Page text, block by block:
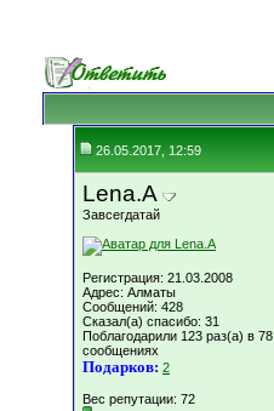
26.05.2017, 12:59
Lena.A
Завсегдатай
Регистрация: 21.03.2008
Адрес: Алматы
Сообщений: 428
Сказал(а) спасибо: 31
Поблагодарили 123 раз(а) в 78
сообщениях
Подарков: 2
Вес репутации: 72